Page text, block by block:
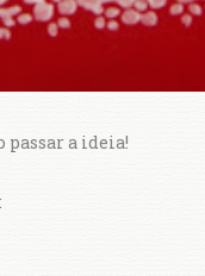
passar a ideia!